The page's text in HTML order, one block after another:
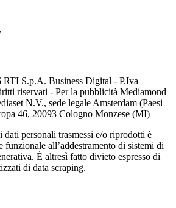
RTI S.p.A. Business Digital - P.Iva
riservati - Per la pubblicità Mediamond
N.V., sede legale Amsterdam (Paesi
46, 20093 Cologno Monzese (MI)
dati personali trasmessi e/o riprodotti è
all’addestramento di sistemi di
È altresì fatto divieto espresso di
di data scraping.